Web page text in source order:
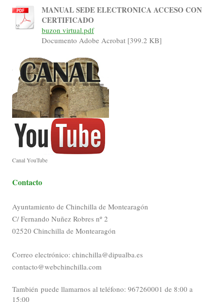
MANUAL SEDE ELECTRONICA ACCESO CON
CERTIFICADO
buzon virtual.pdf
Documento Adobe Acrobat [399.2 KB]
Canal YouTube
Contacto
Ayuntamiento de Chinchilla de Montearagón
C/ Fernando Nuñez Robres nº 2
02520 Chinchilla de Montearagón
Correo electrónico: chinchilla@dipualba.es
contacto@webchinchilla.com
También puede llamarnos al teléfono: 967260001 de 8:00 a
15:00